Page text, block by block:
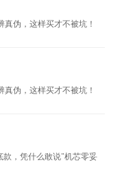
真伪，这样买才不被坑！
真伪，这样买才不被坑！
款，凭什么敢说"机芯零妥